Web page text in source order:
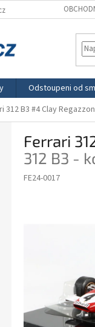
Odstoupeni od
312 B3 #4 Clay
Ferrari
312 B3 -
FE24-0017